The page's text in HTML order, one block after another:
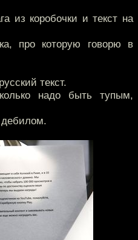
из коробочки и текст на
про которую говорю в
текст.
надо быть тупым,